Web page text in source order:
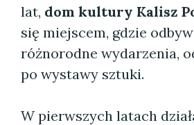
lat, dom kultury Kalisz
się miejscem, gdzie
różnorodne wydarzenia,
po wystawy sztuki.
W pierwszych latach